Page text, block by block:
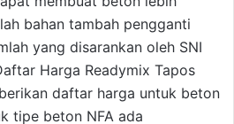
bahan tambah pengganti
yang disarankan oleh SNI
Harga Readymix Tapos
daftar harga untuk beton
tipe beton NFA ada